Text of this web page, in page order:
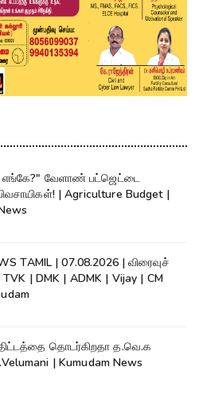
எங்கே?" வேளாண் பட்ஜெட்டை
| Agriculture Budget |
TAMIL | 07.08.2026 | விரைவுச்
| DMK | ADMK | Vijay | CM
தொடர்கிறதா த.வெ.க
| Kumudam News